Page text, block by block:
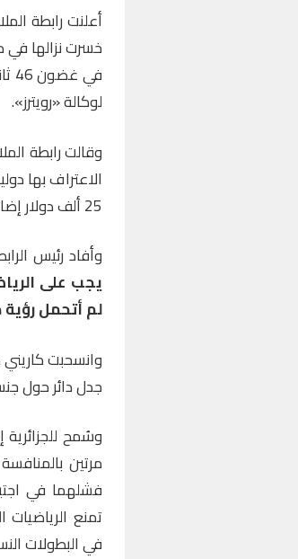
أعلنت رابطة
لوكالة «رويترز».
وقالت رابطة
25 ألف دولار إضافية وسيتلقى مدربها 25 ألف دولار أخرى.
وأفاد رئيس
يجب على
لم أتحمل رؤية
وانسحبت
جدل دائر حول
وسُمح للجزائرية
فشلهما في
تمنع
في البطولات